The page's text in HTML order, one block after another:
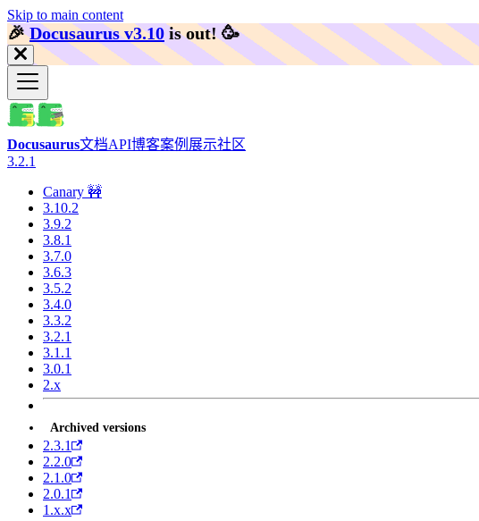
Skip to main content
🎉️Docusaurus v3.10 is out! 🥳️
Docusaurus文档API博客案例展示社区
3.2.1
Canary 🚧
3.10.2
3.9.2
3.8.1
3.7.0
3.6.3
3.5.2
3.4.0
3.3.2
3.2.1
3.1.1
3.0.1
2.x
Archived versions
2.3.1
2.2.0
2.1.0
2.0.1
1.x.x